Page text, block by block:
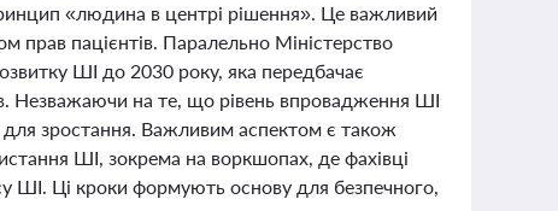
«людина в центрі рішення». Це важливий
прав пацієнтів. Паралельно Міністерство
ШІ до 2030 року, яка передбачає
Незважаючи на те, що рівень впровадження ШІ
для зростання. Важливим аспектом є також
ШІ, зокрема на воркшопах, де фахівці
ШІ. Ці кроки формують основу для безпечного,